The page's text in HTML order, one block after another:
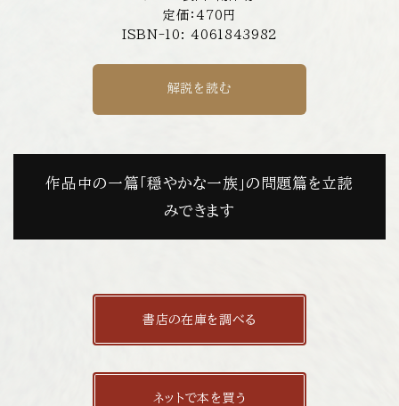
定価：470円
ISBN-10: 4061843982
解説を読む
作品中の一篇「穏やかな一族」の問題篇を立読
みできます
書店の在庫を調べる
ネットで本を買う